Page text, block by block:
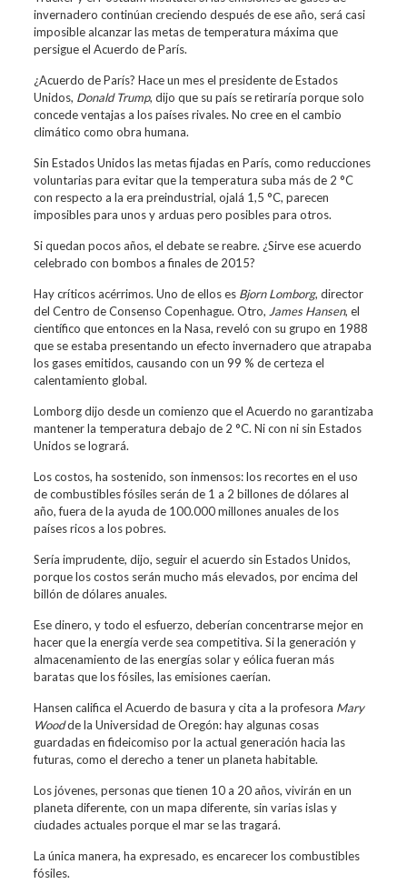
invernadero continúan creciendo después de ese año, será casi
imposible alcanzar las metas de temperatura máxima que
persigue el Acuerdo de París.
¿Acuerdo de París? Hace un mes el presidente de Estados
Unidos, Donald Trump, dijo que su país se retiraría porque solo
concede ventajas a los países rivales. No cree en el cambio
climático como obra humana.
Sin Estados Unidos las metas fijadas en París, como reducciones
voluntarias para evitar que la temperatura suba más de 2 °C
con respecto a la era preindustrial, ojalá 1,5 °C, parecen
imposibles para unos y arduas pero posibles para otros.
Si quedan pocos años, el debate se reabre. ¿Sirve ese acuerdo
celebrado con bombos a finales de 2015?
Hay críticos acérrimos. Uno de ellos es Bjorn Lomborg, director
del Centro de Consenso Copenhague. Otro, James Hansen, el
científico que entonces en la Nasa, reveló con su grupo en 1988
que se estaba presentando un efecto invernadero que atrapaba
los gases emitidos, causando con un 99 % de certeza el
calentamiento global.
Lomborg dijo desde un comienzo que el Acuerdo no garantizaba
mantener la temperatura debajo de 2 °C. Ni con ni sin Estados
Unidos se logrará.
Los costos, ha sostenido, son inmensos: los recortes en el uso
de combustibles fósiles serán de 1 a 2 billones de dólares al
año, fuera de la ayuda de 100.000 millones anuales de los
países ricos a los pobres.
Sería imprudente, dijo, seguir el acuerdo sin Estados Unidos,
porque los costos serán mucho más elevados, por encima del
billón de dólares anuales.
Ese dinero, y todo el esfuerzo, deberían concentrarse mejor en
hacer que la energía verde sea competitiva. Si la generación y
almacenamiento de las energías solar y eólica fueran más
baratas que los fósiles, las emisiones caerían.
Hansen califica el Acuerdo de basura y cita a la profesora Mary
Woodde la Universidad de Oregón: hay algunas cosas
guardadas en fideicomiso por la actual generación hacia las
futuras, como el derecho a tener un planeta habitable.
Los jóvenes, personas que tienen 10 a 20 años, vivirán en un
planeta diferente, con un mapa diferente, sin varias islas y
ciudades actuales porque el mar se las tragará.
La única manera, ha expresado, es encarecer los combustibles
fósiles.